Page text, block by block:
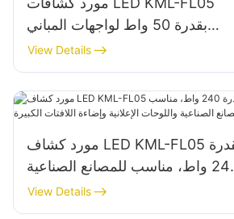
بقدرة 50 واط لواجهات المباني
الخارجية وإضاءة المساحات المفتوحة
View Details
مورد كشاف LED KML-FL05 بقدرة
240 واط، مناسب للمصانع الصناعية
واللوحات الإعلانية وإضاءة اللافتات
الكبيرة.
View Details